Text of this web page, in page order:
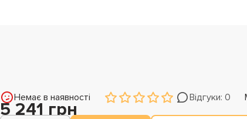
Немає в наявності Відгуки: 0
5 241 грн